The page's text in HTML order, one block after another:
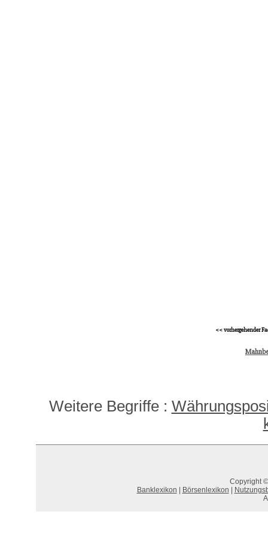
<< vorhergehender
Weitere Begriffe :
Copyright
Banklexikon
Börsenlexikon